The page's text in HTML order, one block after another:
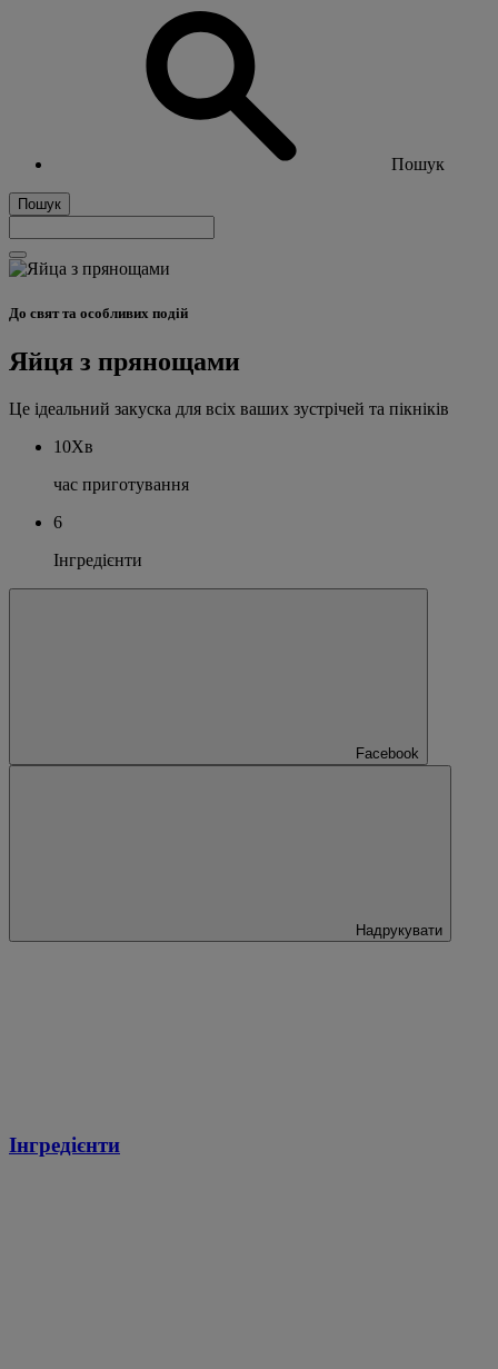
Пошук
Пошук
До свят та особливих подій
Яйця з прянощами
Це ідеальний закуска для всіх ваших зустрічей та пікніків
10Хв
час приготування
6
Інгредієнти
Facebook
Надрукувати
Інгредієнти